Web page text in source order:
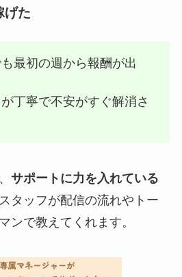
げた
も最初の週から報酬が出
が丁寧で不安がすぐ解消さ
サポートに力を入れている
タッフが配信の流れやトー
ンで教えてくれます。